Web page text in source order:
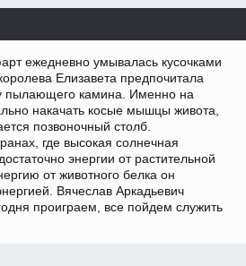
ежедневно умывалась кусочками
Елизавета предпочитала
пылающего камина. Именно на
накачать косые мышцы живота,
позвоночный столб.
где высокая солнечная
энергии от растительной
от животного белка он
Вячеслав Аркадьевич
проиграем, все пойдем служить